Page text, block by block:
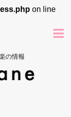
on line
の情報